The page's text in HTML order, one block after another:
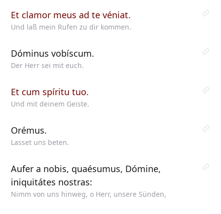
Et clamor meus ad te véniat.
Und laß mein Rufen zu dir kommen.
Dóminus vobíscum.
Der Herr sei mit euch.
Et cum spíritu tuo.
Und mit deinem Geiste.
Orémus.
Lasset uns beten.
Aufer a nobis, quaésumus, Dómine,
iniquitátes nostras:
Nimm von uns hinweg, o Herr, unsere Sünden,